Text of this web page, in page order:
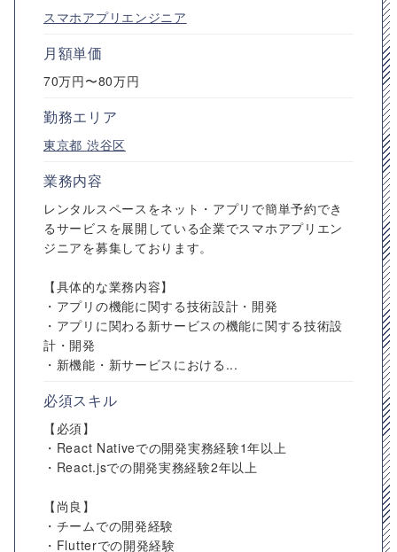
スマホアプリエンジニア
月額単価
70万円〜80万円
勤務エリア
東京都 渋谷区
業務内容
レンタルスペースをネット・アプリで簡単予約でき
るサービスを展開している企業でスマホアプリエン
ジニアを募集しております。
【具体的な業務内容】
・アプリの機能に関する技術設計・開発
・アプリに関わる新サービスの機能に関する技術設
計・開発
・新機能・新サービスにおける...
必須スキル
【必須】
・React Nativeでの開発実務経験1年以上
・React.jsでの開発実務経験2年以上
【尚良】
・チームでの開発経験
・Flutterでの開発経験